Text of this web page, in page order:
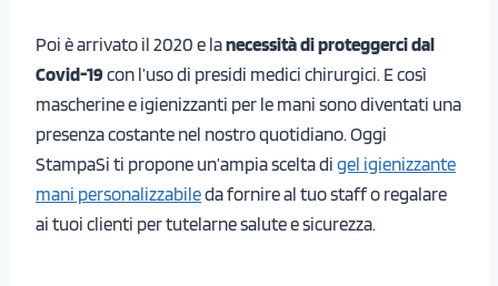
Poi è arrivato il 2020 e lanecessità di proteggerci dal
Covid-19con l’uso di presidi medici chirurgici. E così
mascherine e igienizzanti per le mani sono diventati una
presenza costante nel nostro quotidiano. Oggi
StampaSi ti propone un’ampia scelta di gel igienizzante
mani personalizzabileda fornire al tuo staff o regalare
ai tuoi clienti per tutelarne salute e sicurezza.